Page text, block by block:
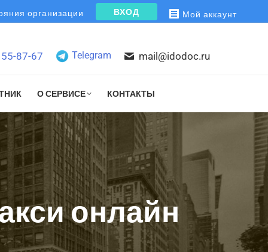
организации ВХОД Мой аккаунт
87-67 Telegram mail@idodoc.ru
О СЕРВИСЕ КОНТАКТЫ
онлайн